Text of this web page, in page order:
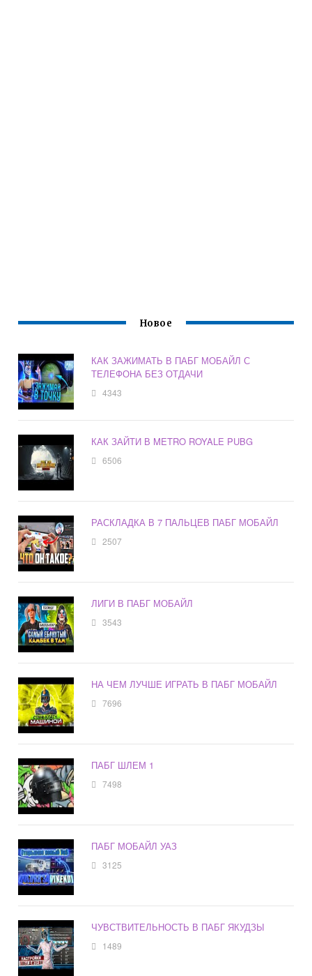
Новое
КАК ЗАЖИМАТЬ В ПАБГ МОБАЙЛ С
ТЕЛЕФОНА БЕЗ ОТДАЧИ
4343
КАК ЗАЙТИ В METRO ROYALE PUBG
6506
РАСКЛАДКА В 7 ПАЛЬЦЕВ ПАБГ МОБАЙЛ
2507
ЛИГИ В ПАБГ МОБАЙЛ
3543
НА ЧЕМ ЛУЧШЕ ИГРАТЬ В ПАБГ МОБАЙЛ
7696
ПАБГ ШЛЕМ 1
7498
ПАБГ МОБАЙЛ УАЗ
3125
ЧУВСТВИТЕЛЬНОСТЬ В ПАБГ ЯКУДЗЫ
1489